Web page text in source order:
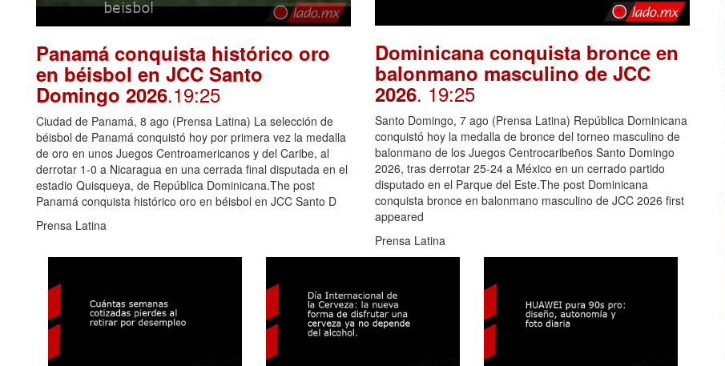
Panamá conquista histórico oro
en béisbol en JCC Santo
Domingo 2026.19:25
Ciudad de Panamá, 8 ago (Prensa Latina) La selección de
béisbol de Panamá conquistó hoy por primera vez la medalla
de oro en unos Juegos Centroamericanos y del Caribe, al
derrotar 1-0 a Nicaragua en una cerrada final disputada en el
estadio Quisqueya, de República Dominicana.The post
Panamá conquista histórico oro en béisbol en JCC Santo D
Prensa Latina
Dominicana conquista bronce en
balonmano masculino de JCC
2026. 19:25
Santo Domingo, 7 ago (Prensa Latina) República Dominicana
conquistó hoy la medalla de bronce del torneo masculino de
balonmano de los Juegos Centrocaribeños Santo Domingo
2026, tras derrotar 25-24 a México en un cerrado partido
disputado en el Parque del Este.The post Dominicana
conquista bronce en balonmano masculino de JCC 2026 first
appeared
Prensa Latina